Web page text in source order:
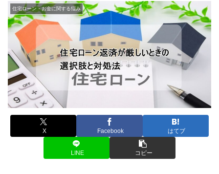
住宅ローン・お金に関する悩み
X Facebook はてブ
LINE コピー